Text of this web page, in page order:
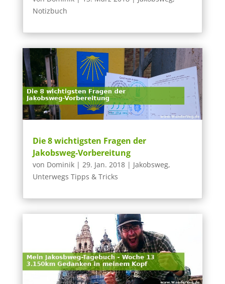
Notizbuch
Die 8 wichtigsten Fragen der
Jakobsweg-Vorbereitung
von Dominik| 29. Jan. 2018| Jakobsweg,
Unterwegs Tipps & Tricks